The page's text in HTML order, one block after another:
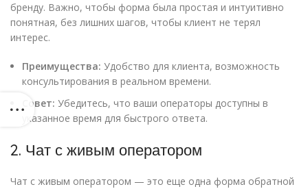
бренду. Важно, чтобы форма была простая и интуитивно
понятная, без лишних шагов, чтобы клиент не терял
интерес.
Преимущества: Удобство для клиента, возможность
консультирования в реальном времени.
Совет: Убедитесь, что ваши операторы доступны в
указанное время для быстрого ответа.
2. Чат с живым оператором
Чат с живым оператором — это еще одна форма обратной